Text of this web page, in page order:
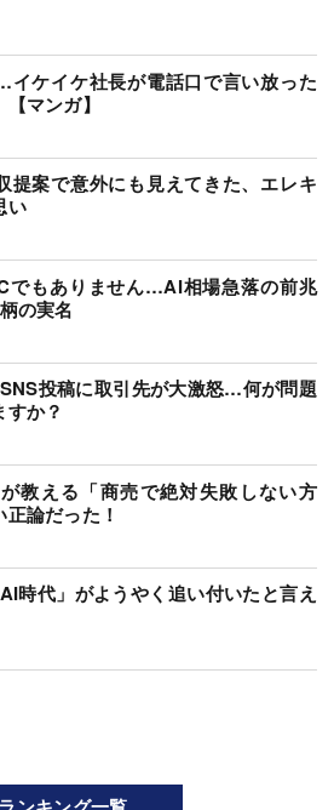
ケイケ社長が電話口で言い放った
マンガ】
提案で意外にも見えてきた、エレキ
い
でもありません…AI相場急落の前兆
の実名
SNS投稿に取引先が大激怒…何が問題
か？
教える「商売で絶対失敗しない方
論だった！
時代」がようやく追い付いたと言え